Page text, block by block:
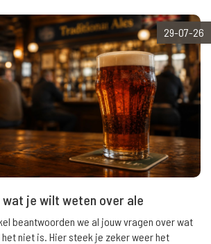
29-07-26
wat je wilt weten over ale
beantwoorden we al jouw vragen over wat
niet is. Hier steek je zeker weer het